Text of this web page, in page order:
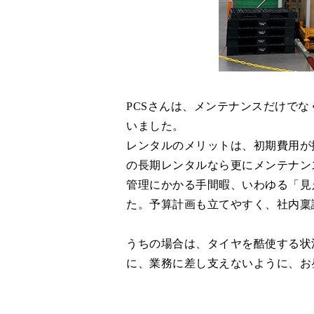
PCSさんは、メンテナンスだけで
いました。
レンタルのメリットは、初期費用
の長期レンタルなら更にメンテナ
管理にかかる手間暇、いわゆる「
た。予算計画も立てやすく、社内
うちの場合は、タイヤを酷使する
に、業務に差し支えないように、